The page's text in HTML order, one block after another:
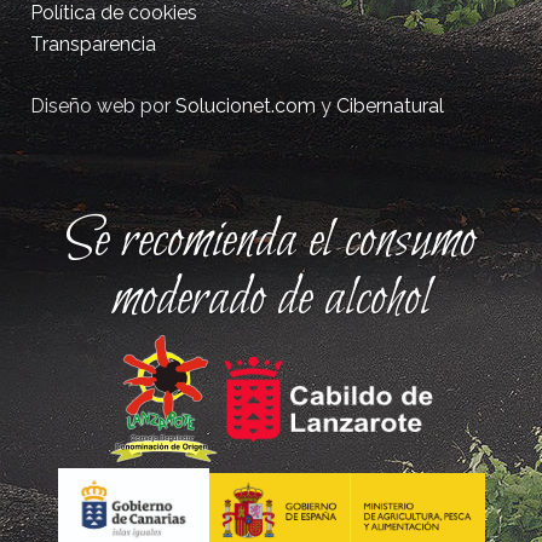
Política de cookies
Transparencia
Diseño web porSolucionet.comyCibernatural
Se recomienda el consumo
moderado de alcohol